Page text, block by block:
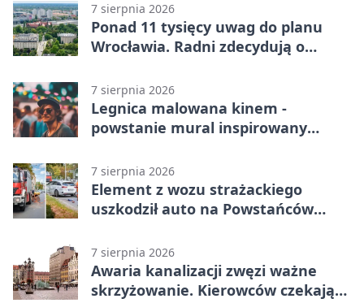
7 sierpnia 2026
Ponad 11 tysięcy uwag do planu
Wrocławia. Radni zdecydują o
7 sierpnia 2026
Legnica malowana kinem -
powstanie mural inspirowany
7 sierpnia 2026
Element z wozu strażackiego
uszkodził auto na Powstańców
7 sierpnia 2026
Awaria kanalizacji zwęzi ważne
skrzyżowanie. Kierowców czekają